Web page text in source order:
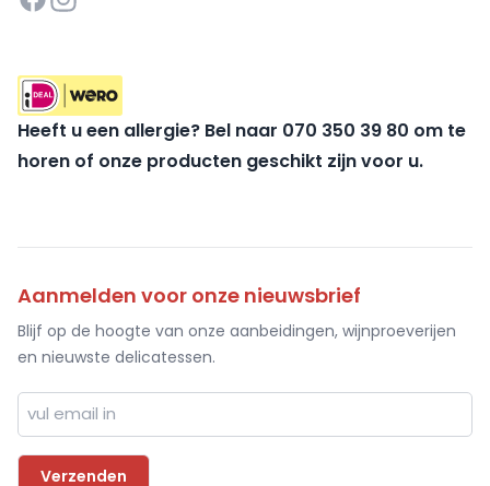
Heeft u een allergie? Bel naar 070 350 39 80 om te
horen of onze producten geschikt zijn voor u.
Aanmelden voor onze nieuwsbrief
Blijf op de hoogte van onze aanbeidingen, wijnproeverijen
en nieuwste delicatessen.